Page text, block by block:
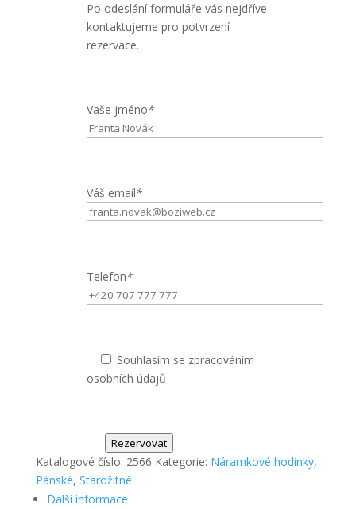
Po odeslání formuláře vás nejdříve
kontaktujeme pro potvrzení
rezervace.
Vaše jméno*
Váš email*
Telefon*
Souhlasím se zpracováním
osobních údajů
Rezervovat
Katalogové číslo: 2566 Kategorie: Náramkové hodinky,
Pánské, Starožitné
Další informace